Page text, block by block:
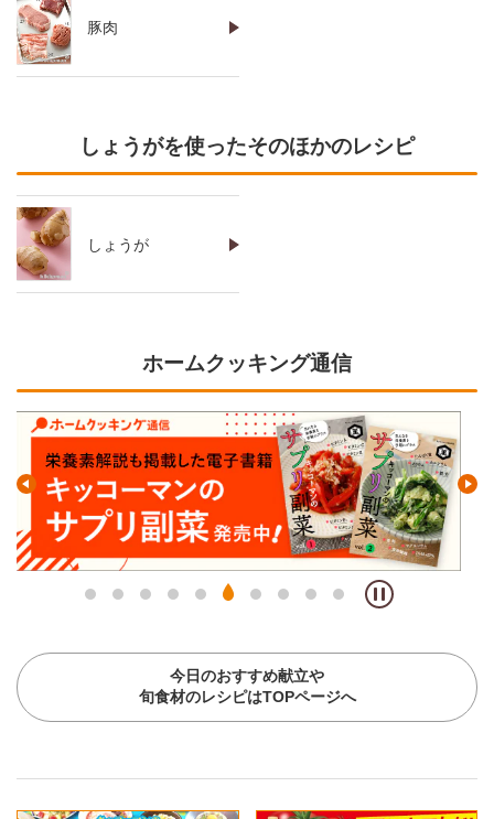
豚肉
しょうがを使ったそのほかのレシピ
しょうが
ホームクッキング通信
今日のおすすめ献立や
旬食材のレシピはTOPページへ